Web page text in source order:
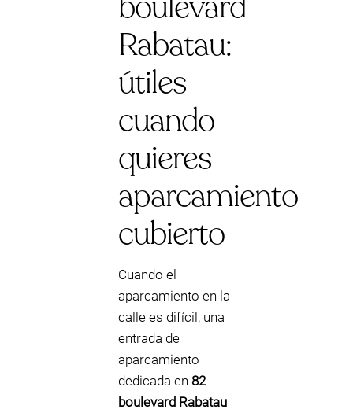
Rabatau:
útiles
cuando
quieres
aparcamiento
cubierto
Cuando el
aparcamiento en la
calle es difícil, una
entrada de
aparcamiento
dedicada en 82
boulevard Rabatau